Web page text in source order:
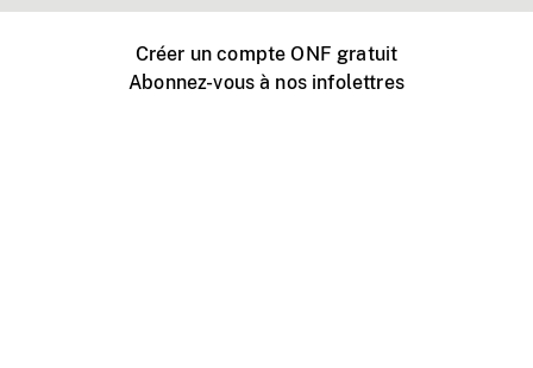
Créer un compte ONF gratuit
Abonnez-vous à nos infolettres